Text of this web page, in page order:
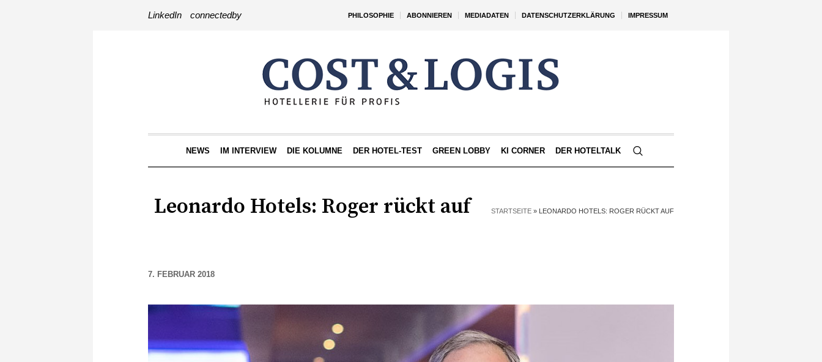
PHILOSOPHIE ABONNIEREN MEDIADATEN DATENSCHUTZERKLÄRUNG IMPRESSUM
LinkedIn connectedby
NEWS IM INTERVIEW DIE KOLUMNE DER HOTEL-TEST GREEN LOBBY KI CORNER DER HOTELTALK
Leonardo Hotels: Roger rückt auf STARTSEITE » LEONARDO HOTELS: ROGER RÜCKT AUF
7. FEBRUAR 2018